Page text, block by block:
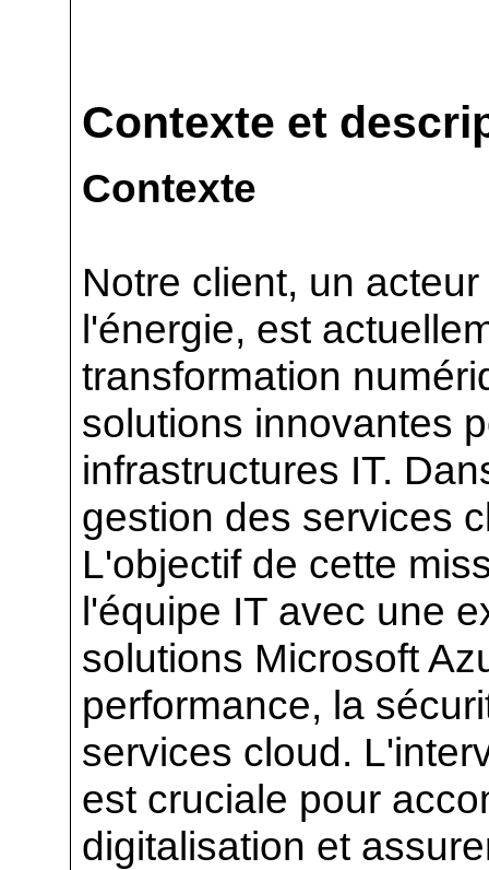
Contexte et
Contexte
Notre client, un
l'énergie, est
transformation
solutions innovantes
infrastructures IT.
gestion des services
L'objectif de cette
l'équipe IT avec une
solutions Microsoft
performance, la
services cloud.
est cruciale pour
digitalisation et